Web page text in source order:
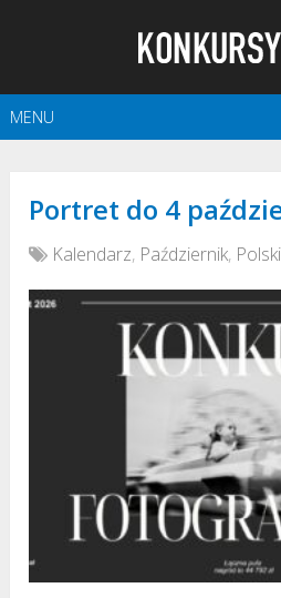
MENU
Portret do 4
Kalendarz, Październik,